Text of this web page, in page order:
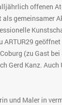
offenen
gemeinsamer
ARTUR29
(zu Gast
Gerd Kanz.
und Maler in